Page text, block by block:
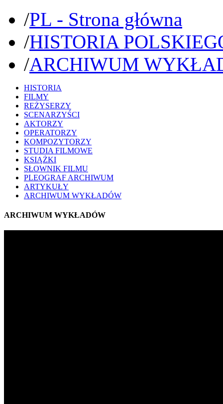
/PL - Strona główna
/HISTORIA
/ARCHIWUM
HISTORIA
FILMY
REŻYSERZY
SCENARZYŚCI
AKTORZY
OPERATORZY
KOMPOZYTORZY
STUDIA FILMOWE
KSIĄŻKI
SŁOWNIK FILMU
PLEOGRAF ARCHIWUM
ARTYKUŁY
ARCHIWUM WYKŁADÓW
ARCHIWUM WYKŁADÓW